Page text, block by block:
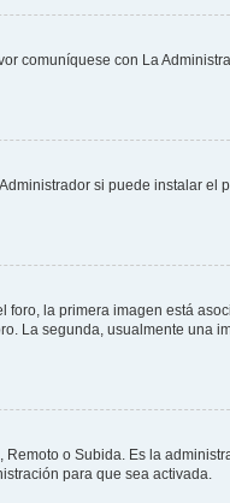
comuníquese con La
si puede instalar el
la primera imagen está
La segunda, usualmente una
o Subida. Es la
para que sea activada.